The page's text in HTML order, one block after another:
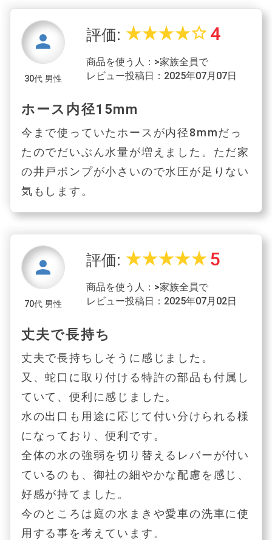
person
30代 男性
評価: star_ratestar_ratestar_ratestar_ratestar_border 4
商品を使う人：>家族全員で
レビュー投稿日：2025年07月07日
ホース内径15mm
今まで使っていたホースが内径8mmだっ
たのでだいぶん水量が増えました。ただ家
の井戸ポンプが小さいので水圧が足りない
気もします。
person
70代 男性
評価: star_ratestar_ratestar_ratestar_ratestar_rate 5
商品を使う人：>家族全員で
レビュー投稿日：2025年07月02日
丈夫で長持ち
丈夫で長持ちしそうに感じました。
又、蛇口に取り付ける特許の部品も付属し
ていて、便利に感じました。
水の出口も用途に応じて付い分けられる様
になっており、便利です。
全体の水の強弱を切り替えるレバーが付い
ているのも、御社の細やかな配慮を感じ、
好感が持てました。
今のところは庭の水まきや愛車の洗車に使
用する事を考えています。